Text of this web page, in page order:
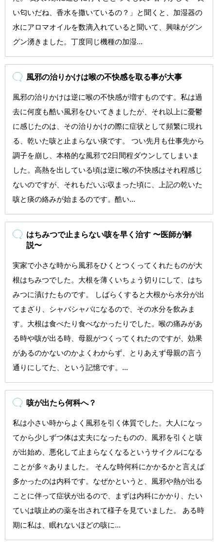
い匂いだね、香水を撒いているの？」と聞くと、加湿器の
水にアロマオイルを数滴入れていると聞いて、興味がグン
グン湧きました。丁度同じ機種の加湿...
風邪の治りかけは喉の不快感を取る事が大事
風邪の治りかけは逆に喉の不快感が増すものです。私は過
去に何度も酷い風邪をひいてきましたが、それ以上に憂鬱
に感じたのは、その治りかけの際に症状として頻繁に現れ
る、乾いた咳と止まらない痰です。 つい先月も仕事先から
調子を崩し、本格的な風邪で2日間程ダウンしてしまいま
した。高熱を出している頃は逆に喉の不快感はそれ程感じ
ないのですが、それもだいぶ収まった頃に、上記の乾いた
咳と痰の絡みが始まるのです。酷い...
はちみつで止まらない咳を早く治す 〜医師が解
説〜
実家で小さな時から風邪をひくとつくってくれたものが大
根はちみつでした。大根を薄くいちょう切りにして、はち
みつに漬けたものです。 しばらくすると大根から水分が出
てまざり、シャバシャバになるので、その水分を飲みま
す。大根は食べたり食べなかったりでした。喉の痛みがあ
る時や咳が出る時、母親がつくってくれたのですが、効果
があるのかないのかよくわからず、とりあえず母親の言う
通りにしてた、という記憶です。...
咳が出たら何科へ？
私は小さい時からよく風邪を引く体質でした。大人になっ
てから少しずつ体は丈夫になったものの、風邪を引くと咳
が出始め、悪化して止まらなくなるというサイクルになる
ことが多々ありました。 そんな時何科にかかるかと言えば
多かったのは内科です。なぜかというと、風邪や熱が出る
ことに伴って症状が出るので、まずは内科にかかり、たい
ていは咳止めの薬を出されて様子を見ていました。 ある時
期に私は、眠れないほどの咳に...